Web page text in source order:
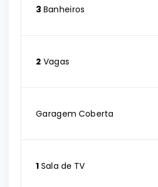
3 Banheiros
2 Vagas
Garagem Coberta
1 Sala de TV